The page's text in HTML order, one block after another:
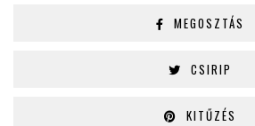
MEGOSZTÁS
CSIRIP
KITŰZÉS